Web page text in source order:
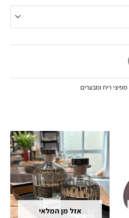
מפיצי ריח ומבערים
אזל מן המלאי